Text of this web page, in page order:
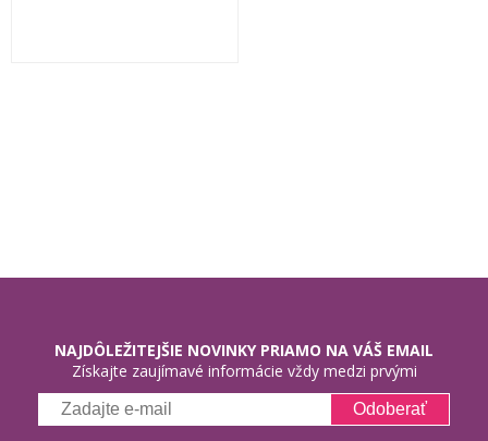
NAJDÔLEŽITEJŠIE NOVINKY PRIAMO NA VÁŠ EMAIL
Získajte zaujímavé informácie vždy medzi prvými
Odoberať